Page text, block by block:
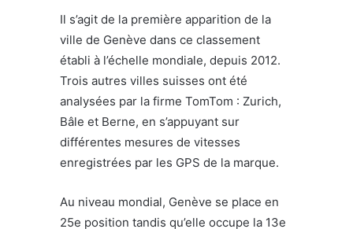
Il s’agit de la première apparition de la
ville de Genève dans ce classement
établi à l’échelle mondiale, depuis 2012.
Trois autres villes suisses ont été
analysées par la firme TomTom : Zurich,
Bâle et Berne, en s’appuyant sur
différentes mesures de vitesses
enregistrées par les GPS de la marque.
Au niveau mondial, Genève se place en
25e position tandis qu’elle occupe la 13e